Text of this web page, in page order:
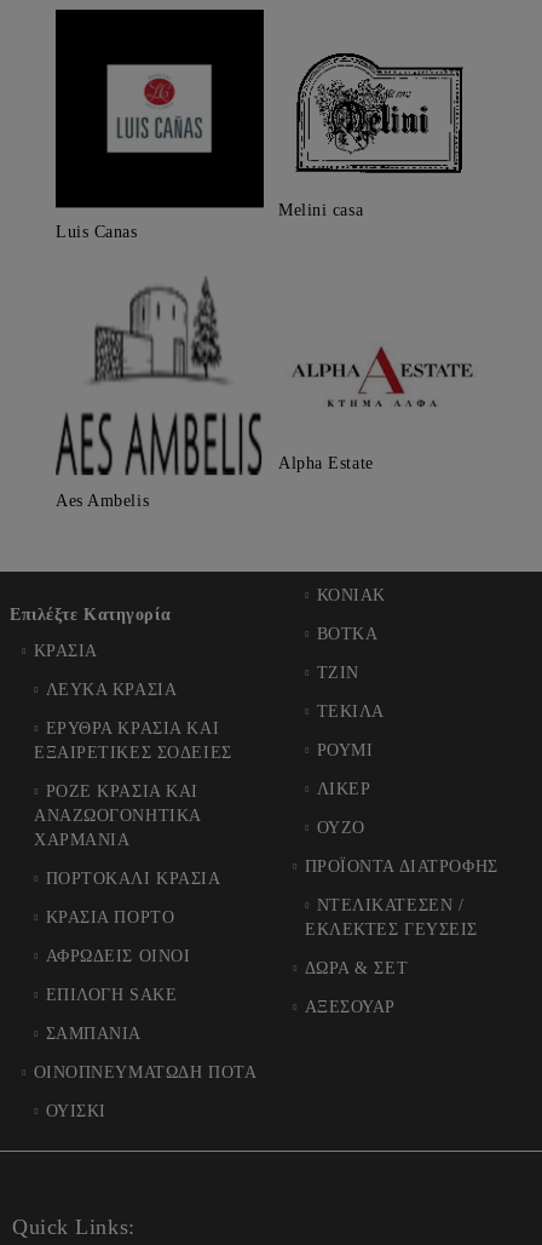
Luis Canas
Melini casa
Aes Ambelis
Alpha Estate
Επιλέξτε Κατηγορία
ΚΡΑΣΙΑ
ΛΕΥΚΑ ΚΡΑΣΙΑ
ΕΡΥΘΡΑ ΚΡΑΣΙΑ ΚΑΙ
ΕΞΑΙΡΕΤΙΚΕΣ ΣΟΔΕΙΕΣ
ΡΟΖΕ ΚΡΑΣΙΑ ΚΑΙ
ΑΝΑΖΩΟΓΟΝΗΤΙΚΑ
ΧΑΡΜΑΝΙΑ
ΠΟΡΤΟΚΑΛΙ ΚΡΑΣΙΑ
ΚΡΑΣΙΑ ΠΟΡΤΟ
ΑΦΡΩΔΕΙΣ ΟΙΝΟΙ
ΕΠΙΛΟΓΗ SAKE
ΣΑΜΠΑΝΙΑ
ΟΙΝΟΠΝΕΥΜΑΤΩΔΗ ΠΟΤΑ
ΟΥΙΣΚΙ
ΚΟΝΙΑΚ
ΒΟΤΚΑ
ΤΖΙΝ
ΤΕΚΙΛΑ
ΡΟΥΜΙ
ΛΙΚΕΡ
ΟΥΖΟ
ΠΡΟΪΟΝΤΑ ΔΙΑΤΡΟΦΗΣ
ΝΤΕΛΙΚΑΤΕΣΕΝ /
ΕΚΛΕΚΤΕΣ ΓΕΥΣΕΙΣ
ΔΩΡΑ & ΣΕΤ
ΑΞΕΣΟΥΑΡ
Quick Links: